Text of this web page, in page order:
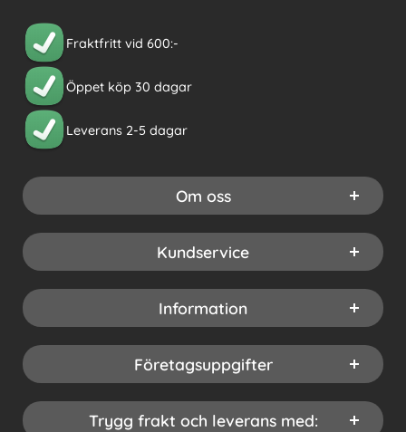
Fraktfritt vid 600:-
Öppet köp 30 dagar
Leverans 2-5 dagar
Om oss
Kundservice
Information
Företagsuppgifter
Trygg frakt och leverans med: